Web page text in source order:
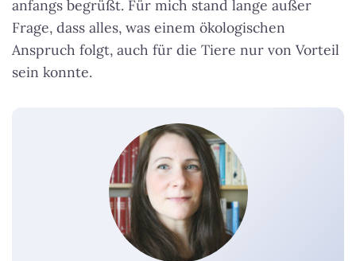
anfangs begrüßt. Für mich stand lange außer
Frage, dass alles, was einem ökologischen
Anspruch folgt, auch für die Tiere nur von Vorteil
sein konnte.